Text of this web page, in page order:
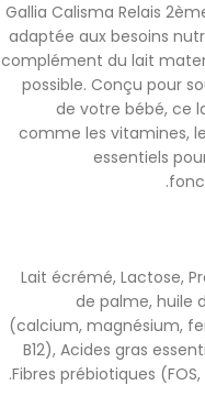
Gallia Calisma Relais
adaptée aux besoins
complément du lait
possible. Conçu pour
de votre bébé, ce
comme les vitamines,
essentiels
Lait écrémé, Lactose,
de palme, huile
(calcium, magnésium, fer,
B12), Acides gras
Fibres prébiotiques